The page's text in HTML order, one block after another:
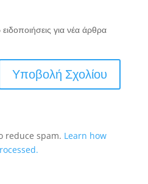
για νέα άρθρα
reduce spam. Learn how